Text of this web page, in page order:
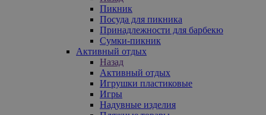
Пикник
Посуда для пикника
Принадлежности для барбекю
Сумки-пикник
Активный отдых
Назад
Активный отдых
Игрушки пластиковые
Игры
Надувные изделия